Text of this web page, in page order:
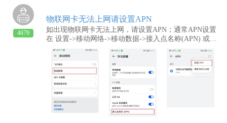
4679
物联网卡无法上网请设置APN
如出现物联网卡无法上网，请设置APN；通常APN设置
在 设置->移动网络->移动数据->接入点名称(APN) 或者
设置->网络和互联网->移动网络->高级->接入点名称
(APN);可以新建新建一个APN填入名称和APN即可，
APN可联系卡商获取；例如目前微喇电信物联网卡APN
为：szchxx.vpdn.gd